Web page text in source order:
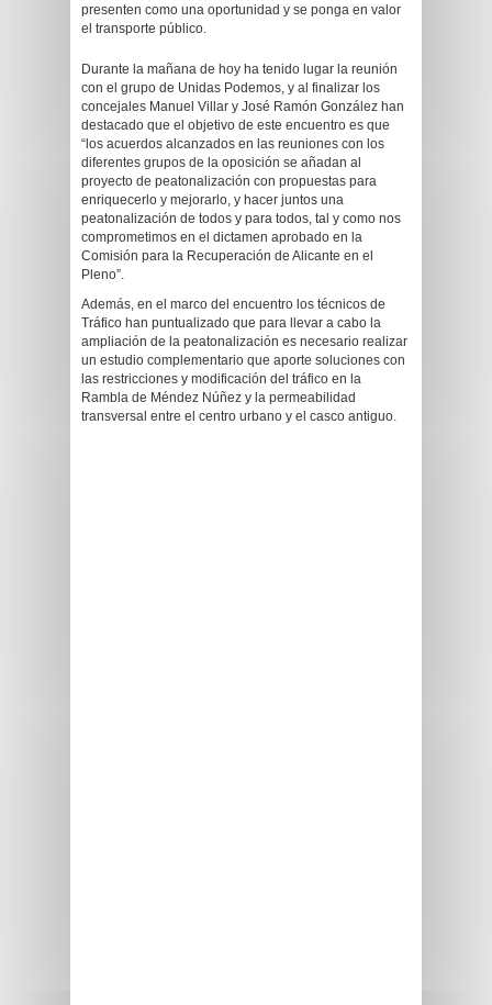
presenten como una oportunidad y se ponga en valor
el transporte público.
Durante la mañana de hoy ha tenido lugar la reunión
con el grupo de Unidas Podemos, y al finalizar los
concejales Manuel Villar y José Ramón González han
destacado que el objetivo de este encuentro es que
“los acuerdos alcanzados en las reuniones con los
diferentes grupos de la oposición se añadan al
proyecto de peatonalización con propuestas para
enriquecerlo y mejorarlo, y hacer juntos una
peatonalización de todos y para todos, tal y como nos
comprometimos en el dictamen aprobado en la
Comisión para la Recuperación de Alicante en el
Pleno”.
Además, en el marco del encuentro los técnicos de
Tráfico han puntualizado que para llevar a cabo la
ampliación de la peatonalización es necesario realizar
un estudio complementario que aporte soluciones con
las restricciones y modificación del tráfico en la
Rambla de Méndez Núñez y la permeabilidad
transversal entre el centro urbano y el casco antiguo.